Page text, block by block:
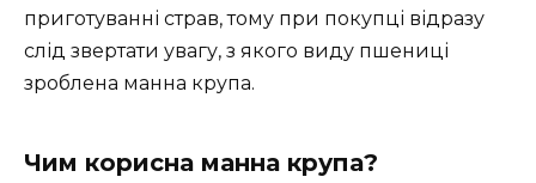
приготуванні страв, тому при покупці відразу
слід звертати увагу, з якого виду пшениці
зроблена манна крупа.
Чим корисна манна крупа?